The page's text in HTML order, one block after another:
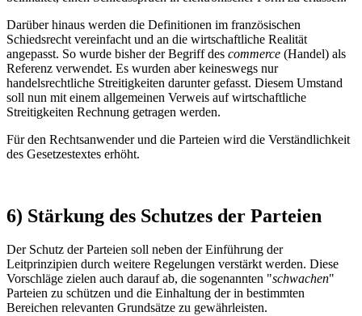
Darüber hinaus werden die Definitionen im französischen
Schiedsrecht vereinfacht und an die wirtschaftliche Realität
angepasst. So wurde bisher der Begriff des commerce (Handel) als
Referenz verwendet. Es wurden aber keineswegs nur
handelsrechtliche Streitigkeiten darunter gefasst. Diesem Umstand
soll nun mit einem allgemeinen Verweis auf wirtschaftliche
Streitigkeiten Rechnung getragen werden.
Für den Rechtsanwender und die Parteien wird die Verständlichkeit
des Gesetzestextes erhöht.
6) Stärkung des Schutzes der Parteien
Der Schutz der Parteien soll neben der Einführung der
Leitprinzipien durch weitere Regelungen verstärkt werden. Diese
Vorschläge zielen auch darauf ab, die sogenannten "schwachen"
Parteien zu schützen und die Einhaltung der in bestimmten
Bereichen relevanten Grundsätze zu gewährleisten.